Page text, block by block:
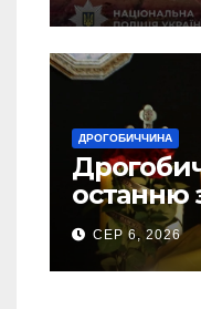
ДРОГОБИЧЧИНА
останню
свого
СЕР 6, 2026